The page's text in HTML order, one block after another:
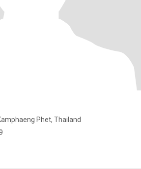
Phet, Thailand